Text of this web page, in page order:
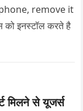
remove it
को इनस्टॉल करते है
मिलने से यूजर्स